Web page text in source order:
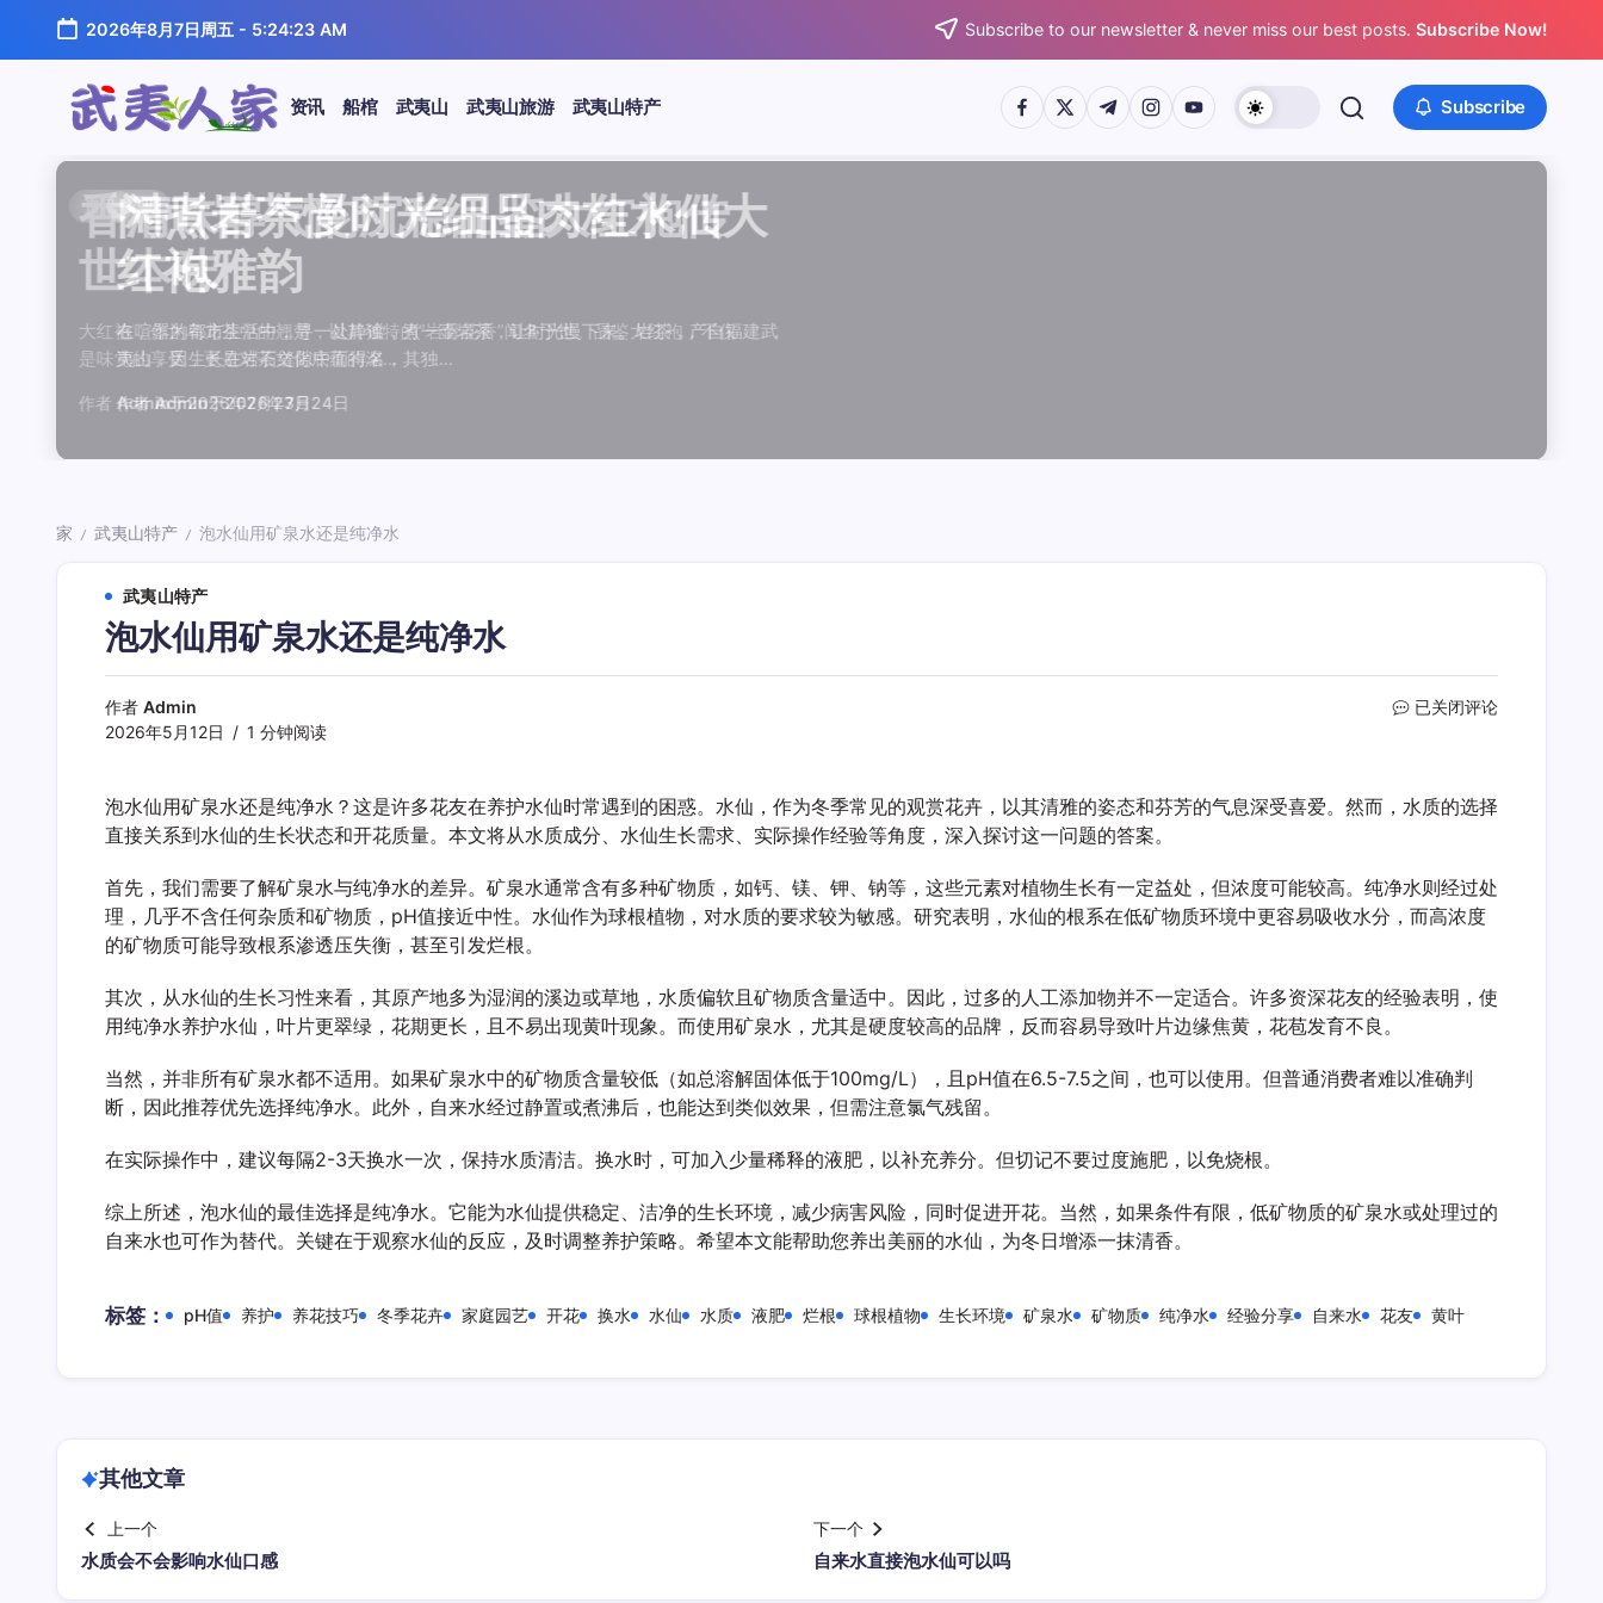
正
2026年8月7日周五- 5:24:23 AM Subscribe to our newsletter & never miss our best posts. Subscribe Now!
武
夷
人
家
资讯 船棺 武夷山 武夷山旅游 武夷山特产 https://www.facebook.com/
https://twitter.com/
https://t.me/
https://www.instagram.com/
https://youtube.com/ Subscribe
资讯
闲煮岩茶慢时光细品肉桂水仙大
红袍雅韵
在喧嚣的都市生活中，寻一处静谧，煮一壶岩茶，让时光慢下来。岩茶，产自福建武
夷山，因生长在岩石缝隙中而得名，其独…
作者 Admin于2026年7月24日
资讯
香清味醇气韵沉稳品鉴大红袍传
世本味
大红袍，作为乌龙茶中的翘楚，以其独特的“岩骨花香”闻名于世。品鉴大红袍，不仅
是味觉的享受，更是对茶文化底蕴的深…
作者 Admin于2026年7月23日
资讯
汤水顺滑底蕴绵长品鉴武夷水仙
温润质感
武夷水仙，作为乌龙茶中的经典品种，以其汤水顺滑、底蕴绵长而备受茶客青睐。品
鉴这款茶，仿佛在品味一段悠长的岁月，…
作者 Admin于2026年7月22日
资讯
唇齿留香久久不散品鉴武夷肉桂
独特魅力
武夷岩茶，素有“岩骨花香”之誉，而肉桂更是其中翘楚。其名源于香叶似肉桂，更因
其茶汤入口后，唇齿留香久久不散，令…
作者 Admin于2026年7月21日
资讯
岩韵浓淡各不同三款经典岩茶对
比品鉴
岩茶，作为乌龙茶中的瑰宝，以其独特的“岩韵”闻名于世。所谓岩韵，是茶叶在武夷
山丹霞地貌中吸收岩石矿物精华后形成…
作者 Admin于2026年7月20日
资讯
观汤色赏叶底全面品鉴肉桂水仙
大红袍
品鉴武夷岩茶，观汤色与赏叶底是关键环节。肉桂、水仙、大红袍作为岩茶代表，其
汤色与叶底各具特色，折射出工艺与山场…
作者 Admin于2026年7月19日
资讯
闲煮岩茶慢时光细品肉桂水仙大
红袍雅韵
在喧嚣的都市生活中，寻一处静谧，煮一壶岩茶，让时光慢下来。岩茶，产自福建武
夷山，因生长在岩石缝隙中而得名，其独…
作者 Admin于2026年7月24日
资讯
香清味醇气韵沉稳品鉴大红袍传
世本味
大红袍，作为乌龙茶中的翘楚，以其独特的“岩骨花香”闻名于世。品鉴大红袍，不仅
是味觉的享受，更是对茶文化底蕴的深…
作者 Admin于2026年7月23日
资讯
汤水顺滑底蕴绵长品鉴武夷水仙
温润质感
武夷水仙，作为乌龙茶中的经典品种，以其汤水顺滑、底蕴绵长而备受茶客青睐。品
鉴这款茶，仿佛在品味一段悠长的岁月，…
作者 Admin于2026年7月22日
资讯
唇齿留香久久不散品鉴武夷肉桂
独特魅力
武夷岩茶，素有“岩骨花香”之誉，而肉桂更是其中翘楚。其名源于香叶似肉桂，更因
其茶汤入口后，唇齿留香久久不散，令…
作者 Admin于2026年7月21日
资讯
岩韵浓淡各不同三款经典岩茶对
比品鉴
岩茶，作为乌龙茶中的瑰宝，以其独特的“岩韵”闻名于世。所谓岩韵，是茶叶在武夷
山丹霞地貌中吸收岩石矿物精华后形成…
作者 Admin于2026年7月20日
资讯
观汤色赏叶底全面品鉴肉桂水仙
大红袍
品鉴武夷岩茶，观汤色与赏叶底是关键环节。肉桂、水仙、大红袍作为岩茶代表，其
汤色与叶底各具特色，折射出工艺与山场…
作者 Admin于2026年7月19日
资讯
闲煮岩茶慢时光细品肉桂水仙大
红袍雅韵
在喧嚣的都市生活中，寻一处静谧，煮一壶岩茶，让时光慢下来。岩茶，产自福建武
夷山，因生长在岩石缝隙中而得名，其独…
作者 Admin于2026年7月24日
资讯
香清味醇气韵沉稳品鉴大红袍传
世本味
大红袍，作为乌龙茶中的翘楚，以其独特的“岩骨花香”闻名于世。品鉴大红袍，不仅
是味觉的享受，更是对茶文化底蕴的深…
作者 Admin于2026年7月23日
资讯
汤水顺滑底蕴绵长品鉴武夷水仙
温润质感
武夷水仙，作为乌龙茶中的经典品种，以其汤水顺滑、底蕴绵长而备受茶客青睐。品
鉴这款茶，仿佛在品味一段悠长的岁月，…
作者 Admin于2026年7月22日
资讯
唇齿留香久久不散品鉴武夷肉桂
独特魅力
武夷岩茶，素有“岩骨花香”之誉，而肉桂更是其中翘楚。其名源于香叶似肉桂，更因
其茶汤入口后，唇齿留香久久不散，令…
作者 Admin于2026年7月21日
资讯
岩韵浓淡各不同三款经典岩茶对
比品鉴
岩茶，作为乌龙茶中的瑰宝，以其独特的“岩韵”闻名于世。所谓岩韵，是茶叶在武夷
山丹霞地貌中吸收岩石矿物精华后形成…
作者 Admin于2026年7月20日
资讯
观汤色赏叶底全面品鉴肉桂水仙
大红袍
品鉴武夷岩茶，观汤色与赏叶底是关键环节。肉桂、水仙、大红袍作为岩茶代表，其
汤色与叶底各具特色，折射出工艺与山场…
作者 Admin于2026年7月19日
家 / 武夷山特产 / 泡水仙用矿泉水还是纯净水
武夷山特产
泡水仙用矿泉水还是纯净水
作者 Admin
2026年5月12日
1 分钟阅读
泡
矿
还
是
纯
已关闭评论
泡水仙用矿泉水还是纯净水？这是许多花友在养护水仙时常遇到的困惑。水仙，作为冬季常见的观赏花卉，以其清雅的姿态和芬芳的气息深受喜爱。然而，水质的选择
直接关系到水仙的生长状态和开花质量。本文将从水质成分、水仙生长需求、实际操作经验等角度，深入探讨这一问题的答案。
首先，我们需要了解矿泉水与纯净水的差异。矿泉水通常含有多种矿物质，如钙、镁、钾、钠等，这些元素对植物生长有一定益处，但浓度可能较高。纯净水则经过处
理，几乎不含任何杂质和矿物质，pH值接近中性。水仙作为球根植物，对水质的要求较为敏感。研究表明，水仙的根系在低矿物质环境中更容易吸收水分，而高浓度
的矿物质可能导致根系渗透压失衡，甚至引发烂根。
其次，从水仙的生长习性来看，其原产地多为湿润的溪边或草地，水质偏软且矿物质含量适中。因此，过多的人工添加物并不一定适合。许多资深花友的经验表明，使
用纯净水养护水仙，叶片更翠绿，花期更长，且不易出现黄叶现象。而使用矿泉水，尤其是硬度较高的品牌，反而容易导致叶片边缘焦黄，花苞发育不良。
当然，并非所有矿泉水都不适用。如果矿泉水中的矿物质含量较低（如总溶解固体低于100mg/L），且pH值在6.5-7.5之间，也可以使用。但普通消费者难以准确判
断，因此推荐优先选择纯净水。此外，自来水经过静置或煮沸后，也能达到类似效果，但需注意氯气残留。
在实际操作中，建议每隔2-3天换水一次，保持水质清洁。换水时，可加入少量稀释的液肥，以补充养分。但切记不要过度施肥，以免烧根。
综上所述，泡水仙的最佳选择是纯净水。它能为水仙提供稳定、洁净的生长环境，减少病害风险，同时促进开花。当然，如果条件有限，低矿物质的矿泉水或处理过的
自来水也可作为替代。关键在于观察水仙的反应，及时调整养护策略。希望本文能帮助您养出美丽的水仙，为冬日增添一抹清香。
标签： pH值 养护 养花技巧 冬季花卉 家庭园艺 开花 换水 水仙 水质 液肥 烂根 球根植物 生长环境 矿泉水 矿物质 纯净水 经验分享 自来水 花友 黄叶
其他文章
上一个
水质会不会影响水仙口感
下一个
自来水直接泡水仙可以吗